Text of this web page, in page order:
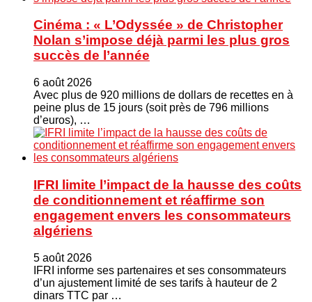
Cinéma : « L’Odyssée » de Christopher
Nolan s’impose déjà parmi les plus gros
succès de l’année
6 août 2026
Avec plus de 920 millions de dollars de recettes en à
peine plus de 15 jours (soit près de 796 millions
d’euros), …
IFRI limite l’impact de la hausse des coûts
de conditionnement et réaffirme son
engagement envers les consommateurs
algériens
5 août 2026
IFRI informe ses partenaires et ses consommateurs
d’un ajustement limité de ses tarifs à hauteur de 2
dinars TTC par …